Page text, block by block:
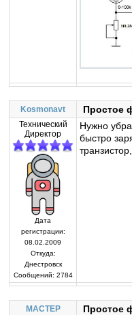
Kosmonavt Простое
Технический
Директор
Дата
регистрации:
08.02.2009
Откуда:
Днестровск
Сообщений: 2784
Нужно
быстро
MACTEP Простое